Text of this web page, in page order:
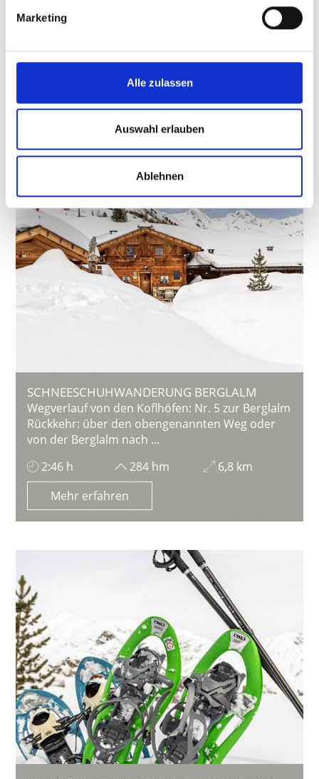
Marketing
Alle zulassen
Auswahl erlauben
Ablehnen
Schneeschuhwandern
SCHNEESCHUHWANDERUNG BERGLALM
Wegverlauf von den Koflhöfen: Nr. 5 zur Berglalm
Rückkehr: über den obengenannten Weg oder
von der Berglalm nach ...
2:46 h
284 hm
6,8 km
Mehr erfahren